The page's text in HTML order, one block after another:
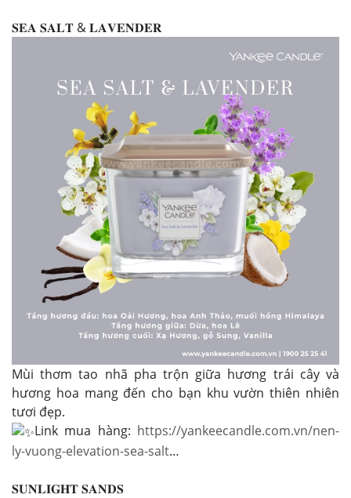
𝐒𝐄𝐀 𝐒𝐀𝐋𝐓 & 𝐋𝐀𝐕𝐄𝐍𝐃𝐄𝐑
Mùi thơm tao nhã pha trộn giữa hương trái cây và
hương hoa mang đến cho bạn khu vườn thiên nhiên
tươi đẹp.
Link mua hàng: https://yankeecandle.com.vn/nen-
ly-vuong-elevation-sea-salt…
𝐒𝐔𝐍𝐋𝐈𝐆𝐇𝐓 𝐒𝐀𝐍𝐃𝐒